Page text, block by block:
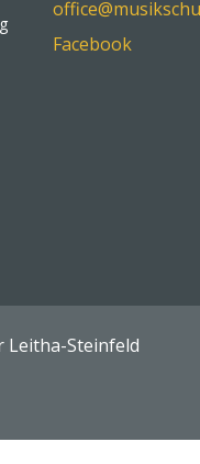
Facebook
Leitha-Steinfeld